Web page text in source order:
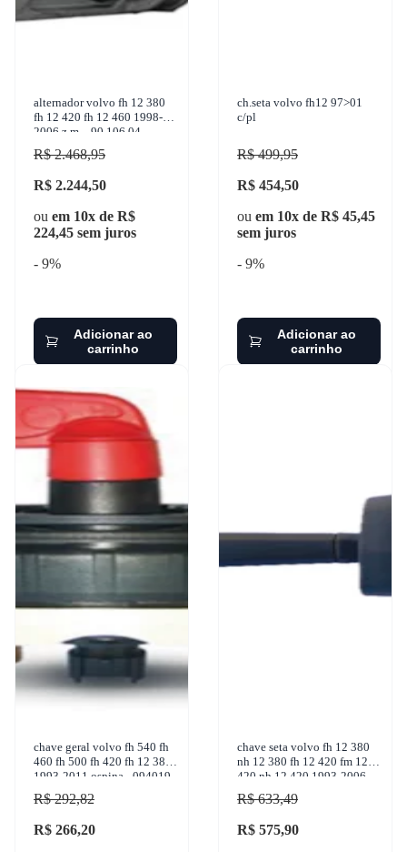
alternador volvo fh 12 380
fh 12 420 fh 12 460 1998-
2006 z.m. - 90.106.04
R$ 2.468,95
R$ 2.244,50
ou em 10x de R$
224,45 sem juros
- 9%
Adicionar ao
carrinho
ch.seta volvo fh12 97>01
c/pl
R$ 499,95
R$ 454,50
ou em 10x de R$ 45,45
sem juros
- 9%
Adicionar ao
carrinho
chave geral volvo fh 540 fh
460 fh 500 fh 420 fh 12 380
1993-2011 ospina - 094019
R$ 292,82
R$ 266,20
chave seta volvo fh 12 380
nh 12 380 fh 12 420 fm 12
420 nh 12 420 1993-2006
kostal - 10023758
R$ 633,49
R$ 575,90